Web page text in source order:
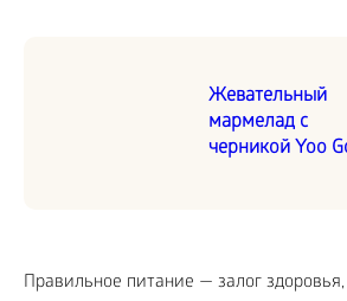
Жевательный
мармелад с
черникой Yoo
Правильное питание — залог